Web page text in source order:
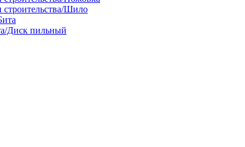
строительства/Шило
Диск пильный